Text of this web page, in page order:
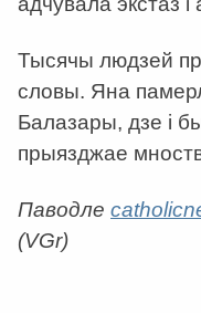
Тысячы людзей
словы. Яна
Балазары, дзе і
прыязджае
Паводле
(VGr)